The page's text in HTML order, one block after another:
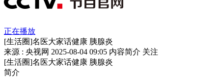
正在播放
[生活圈]名医大家话健康 胰腺炎
来源 : 央视网 2025-08-04 09:05 内容简介 关注
[生活圈]名医大家话健康 胰腺炎
简介